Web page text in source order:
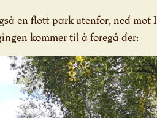
en flott park utenfor, ned
kommer til å foregå der: